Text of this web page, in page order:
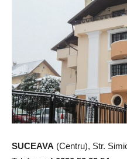
SUCEAVA (Centru), Str.